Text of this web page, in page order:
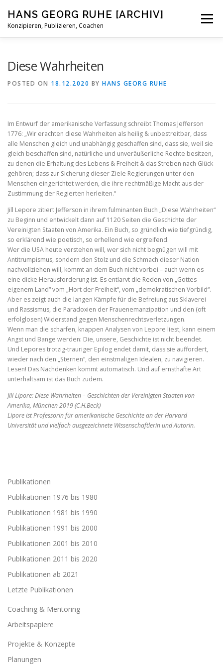
content
HANS GEORG RUHE [ARCHIV]
Konzipieren, Publizieren, Coachen
Menu
Diese Wahrheiten
POSTED ON 18.12.2020 BY HANS GEORG RUHE
Im Entwurf der amerikanische Verfassung schreibt Thomas Jefferson
1776: „Wir erachten diese Wahrheiten als heilig & unbestreitbar, dass
alle Menschen gleich und unabhängig geschaffen sind, dass sie, weil sie
gleich beschaffen sind, natürliche und unveräußerliche Rechte besitzen,
zu denen die Erhaltung des Lebens & Freiheit & das Streben nach Glück
gehören; dass zur Sicherung dieser Ziele Regierungen unter den
Menschen eingerichtet werden, die ihre rechtmäßige Macht aus der
Zustimmung der Regierten herleiten.“
Jill Lepore zitiert Jefferson in ihrem fulminanten Buch „Diese Wahrheiten“
zu Beginn und entwickelt dann auf 1120 Seiten die Geschichte der
Vereinigten Staaten von Amerika. Ein Buch, so gründlich wie tiefgründig,
so erklärend wie poetisch, so erhellend wie ergreifend.
Wer die USA heute verstehen will, wer sich nicht begnügen will mit
Antitrumpismus, sondern den Stolz und die Schmach dieser Nation
nachvollziehen will, kommt an dem Buch nicht vorbei – auch wenn es
eine dicke Herausforderung ist. Es entlarvt die Reden von „Gottes
eigenem Land“ vom „Hort der Freiheit“, vom „demokratischen Vorbild“.
Aber es zeigt auch die langen Kämpfe für die Befreiung aus Sklaverei
und Rassismus, die Paradoxien der Frauenemanzipation und den (oft
erfolglosen) Widerstand gegen Menschenrechtsverletzungen.
Wenn man die scharfen, knappen Analysen von Lepore liest, kann einem
Angst und Bange werden: Die, unsere, Geschichte ist nicht beendet.
Und Lepores trotzig-trauriger Epilog endet damit, dass sie auffordert,
wieder nach den „Sternen“, den einstmaligen Idealen, zu navigieren.
Lesen! Das Nachdenken kommt automatisch. Und auf ernsthafte Art
unterhaltsam ist das Buch zudem.
Jill Lipore: Diese Wahrheiten – Geschichten der Vereinigten Staaten von
Amerika, München 2019 (C.H.Beck)
Lipore ist Professorin für amerikanische Geschichte an der Harvard
Universität und vielfach ausgezeichnete Wissenschaftlerin und Autorin.
Publikationen
Publikationen 1976 bis 1980
Publikationen 1981 bis 1990
Publikationen 1991 bis 2000
Publikationen 2001 bis 2010
Publikationen 2011 bis 2020
Publikationen ab 2021
Letzte Publikationen
Coaching & Mentoring
Arbeitspapiere
Projekte & Konzepte
Planungen